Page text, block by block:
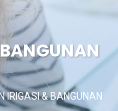
IRIGASI & BANGUNAN